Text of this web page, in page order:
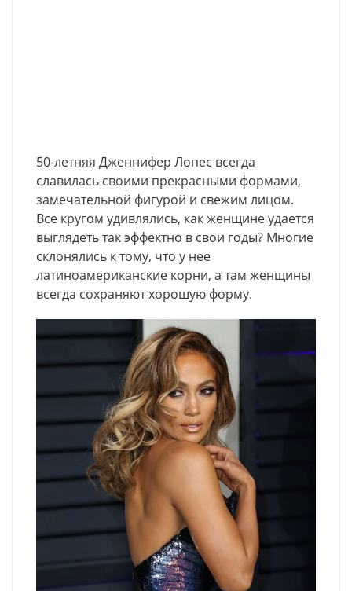
50-летняя Дженнифер Лопес всегда
славилась своими прекрасными формами,
замечательной фигурой и свежим лицом.
Все кругом удивлялись, как женщине удается
выглядеть так эффектно в свои годы? Многие
склонялись к тому, что у нее
латиноамериканские корни, а там женщины
всегда сохраняют хорошую форму.